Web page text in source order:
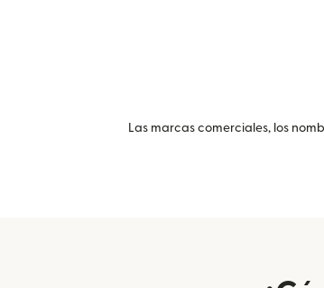
Las marcas comerciales, los